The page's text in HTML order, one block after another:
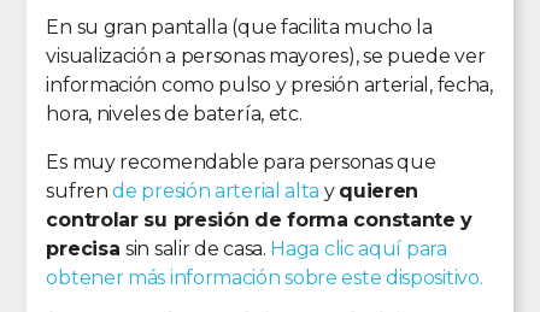
En su gran pantalla (que facilita mucho la
visualización a personas mayores), se puede ver
información como pulso y presión arterial, fecha,
hora, niveles de batería, etc.
Es muy recomendable para personas que
sufrende presión arterial alta y quieren
controlar su presión de forma constante y
precisasin salir de casa. Haga clic aquí para
obtener más información sobre este dispositivo.